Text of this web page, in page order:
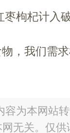
枸杞计入
，我们需
容为本网站
无关。仅